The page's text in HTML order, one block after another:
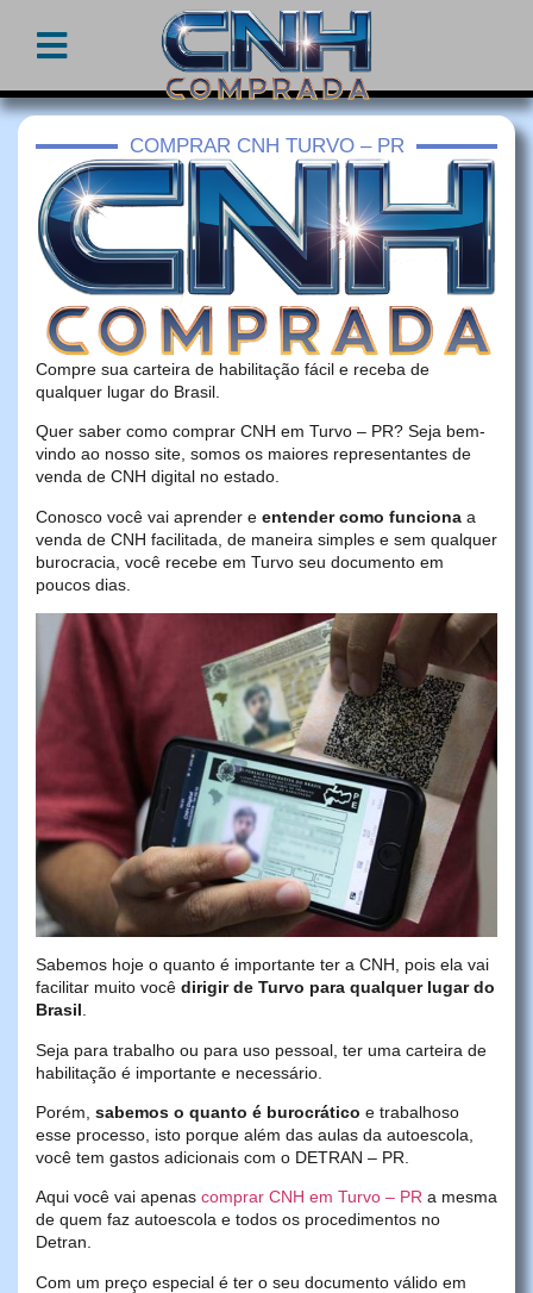
COMPRAR CNH TURVO – PR
Compre sua carteira de habilitação fácil e receba de
qualquer lugar do Brasil.
Quer saber como comprar CNH em Turvo – PR? Seja bem-
vindo ao nosso site, somos os maiores representantes de
venda de CNH digital no estado.
Conosco você vai aprender e entender como funciona a
venda de CNH facilitada, de maneira simples e sem qualquer
burocracia, você recebe em Turvo seu documento em
poucos dias.
Sabemos hoje o quanto é importante ter a CNH, pois ela vai
facilitar muito você dirigir de Turvo para qualquer lugar do
Brasil.
Seja para trabalho ou para uso pessoal, ter uma carteira de
habilitação é importante e necessário.
Porém, sabemos o quanto é burocrático e trabalhoso
esse processo, isto porque além das aulas da autoescola,
você tem gastos adicionais com o DETRAN – PR.
Aqui você vai apenas comprar CNH em Turvo – PR a mesma
de quem faz autoescola e todos os procedimentos no
Detran.
Com um preço especial é ter o seu documento válido em